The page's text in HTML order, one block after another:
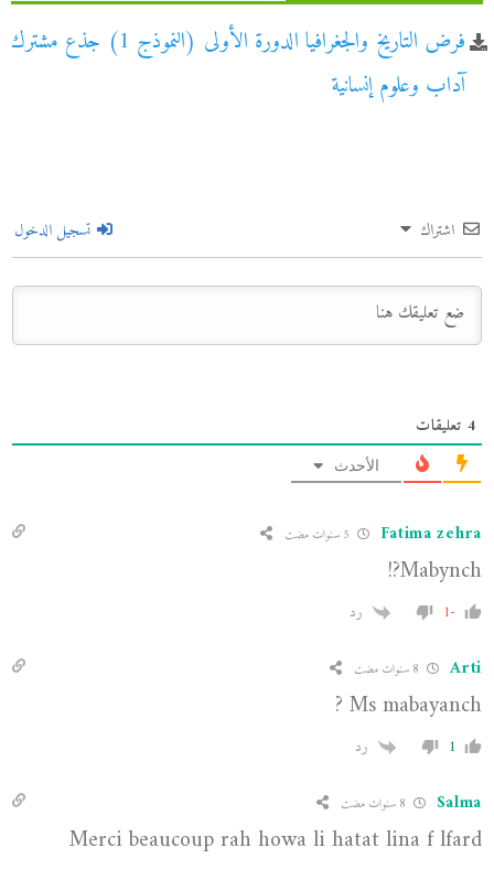
فرض التاريخ والجغرافيا الدورة الأولى (النموذج 1) جذع مشترك
آداب وعلوم إنسانية
اشتراك تسجيل الدخول
4 تعليقات
الأحدث
Fatima zehra
Mabynch?!
-1 رد
Arti
Ms mabayanch ?
1 رد
Salma
Merci beaucoup rah howa li hatat lina f lfard